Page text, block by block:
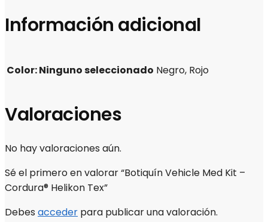
Información adicional
Color:Ninguno seleccionado Negro, Rojo
Valoraciones
No hay valoraciones aún.
Sé el primero en valorar “Botiquín Vehicle Med Kit –
Cordura® Helikon Tex”
Debes acceder para publicar una valoración.